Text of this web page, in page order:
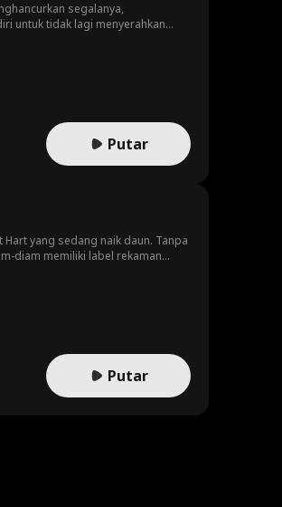
segalanya,
untuk tidak lagi menyerahkan
Putar
yang sedang naik daun. Tanpa
diam memiliki label rekaman
Putar